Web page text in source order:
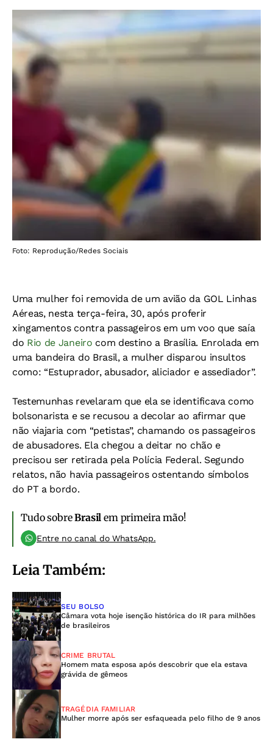
Foto: Reprodução/Redes Sociais
Uma mulher foi removida de um avião da GOL Linhas
Aéreas, nesta terça-feira, 30, após proferir
xingamentos contra passageiros em um voo que saía
do Rio de Janeiro com destino a Brasília. Enrolada em
uma bandeira do Brasil, a mulher disparou insultos
como: “Estuprador, abusador, aliciador e assediador”.
Testemunhas revelaram que ela se identificava como
bolsonarista e se recusou a decolar ao afirmar que
não viajaria com “petistas”, chamando os passageiros
de abusadores. Ela chegou a deitar no chão e
precisou ser retirada pela Polícia Federal. Segundo
relatos, não havia passageiros ostentando símbolos
do PT a bordo.
Tudo sobreBrasil em primeira mão!
Entre no canal do WhatsApp.
Leia Também:
SEU BOLSO
Câmara vota hoje isenção histórica do IR para milhões
de brasileiros
CRIME BRUTAL
Homem mata esposa após descobrir que ela estava
grávida de gêmeos
TRAGÉDIA FAMILIAR
Mulher morre após ser esfaqueada pelo filho de 9 anos